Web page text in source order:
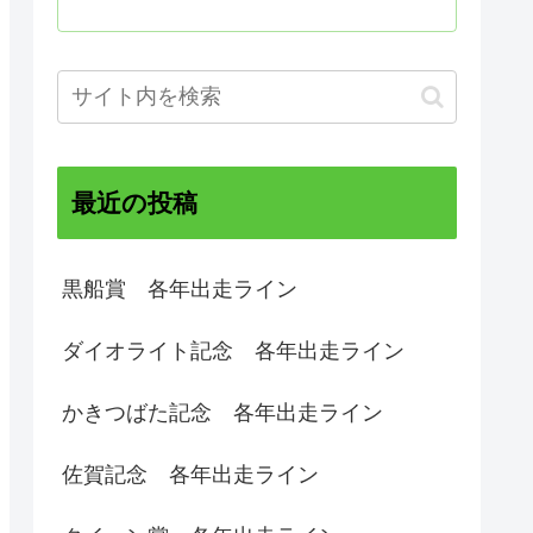
最近の投稿
黒船賞 各年出走ライン
ダイオライト記念 各年出走ライン
かきつばた記念 各年出走ライン
佐賀記念 各年出走ライン